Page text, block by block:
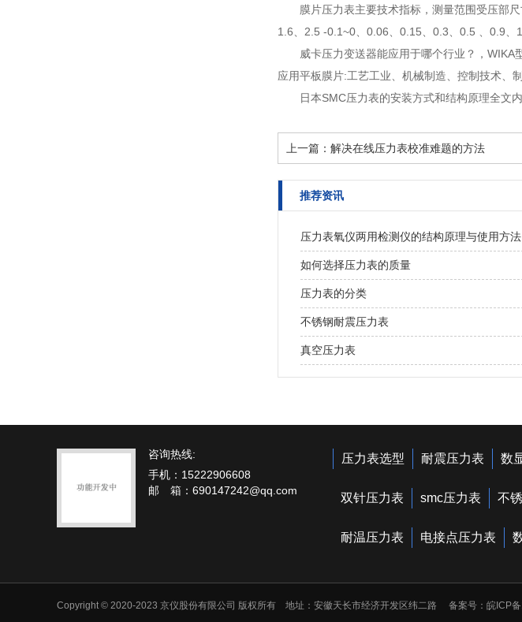
膜片压力表主要技术指标 ，测量范围受压部
1.6、2.5 -0.1~0、0.06、0.15、0.3、0.5 、0.9、
威卡压力变送器能应用于哪个行业？ ，
应用平板膜片:工艺工业、机械制造、控制技术、
日本SMC压力表的安装方式和结构原理全文
上一篇： 解决在线压力表校准难题的方法
推荐资讯
压力表氧仪两用检测仪的结构原理与使用方法
如何选择压力表的质量
压力表的分类
不锈钢耐震压力表
真空压力表
咨询热线:
手机：15222906608
邮 箱：690147242@qq.com
压力表选型 耐震压力表 数
双针压力表 smc压力表 不
耐温压力表 电接点压力表
Copyright © 2020-2023 京仪股份有限公司 版权所有 地址：安徽天长市经济开发区纬二路 备案号： 皖ICP